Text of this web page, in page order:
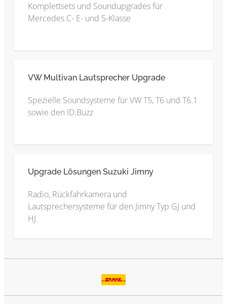
Komplettsets und Soundupgrades für
Mercedes C- E- und S-Klasse
VW Multivan Lautsprecher Upgrade
Spezielle Soundsysteme für VW T5, T6 und T6.1
sowie den ID.Buzz
Upgrade Lösungen Suzuki Jimny
Radio, Rückfahrkamera und
Lautsprechersysteme für den Jimny Typ GJ und
HJ